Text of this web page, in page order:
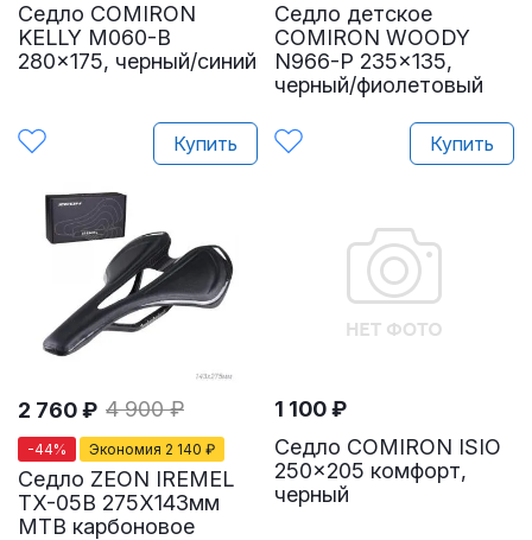
Седло COMIRON
KELLY M060-B
280x175, черный/синий
Купить
Седло детское
COMIRON WOODY
N966-P 235x135,
черный/фиолетовый
Купить
Седло ZEON IREMEL
TX-05B 275X143мм
MTB карбоновое
2 760₽ 4 900₽
-44% Экономия 2 140 ₽
Седло COMIRON ISIO
250x205 комфорт,
черный
1 100₽